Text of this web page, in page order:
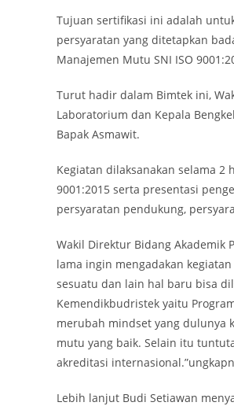
Tujuan sertifikasi ini adalah
persyaratan yang ditetapkan
Manajemen Mutu SNI ISO
Turut hadir dalam Bimtek ini,
Laboratorium dan Kepala
Bapak Asmawit.
Kegiatan dilaksanakan selama
9001:2015 serta presentasi
persyaratan pendukung,
Wakil Direktur Bidang Akademik
lama ingin mengadakan
sesuatu dan lain hal baru bisa
Kemendikbudristek yaitu
merubah mindset yang dulunya
mutu yang baik. Selain itu
akreditasi
Lebih lanjut Budi Setiawan